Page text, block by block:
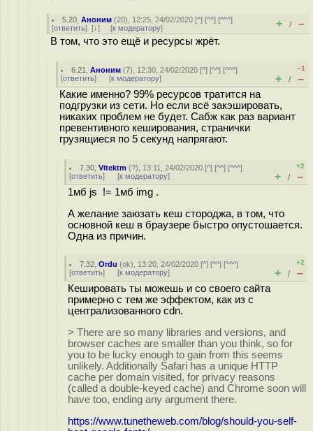
5.20 ,Аноним (20), 12:25, 24/02/2020 [^] [^^] [^^^]
[ответить] [↓] [к модератору] + / –
В том, что это ещё и ресурсы жрёт.
6.21 ,Аноним (7), 12:30, 24/02/2020 [^] [^^] [^^^]
[ответить] [к модератору]
–1
+ / –
Какие именно? 99% ресурсов тратится на
подгрузки из сети. Но если всё закэшировать,
никаких проблем не будет. Сабж как раз вариант
превентивного кеширования, странички
грузящиеся по 5 секунд напрягают.
7.30 ,Vitektm (?), 13:11, 24/02/2020 [^] [^^] [^^^]
[ответить] [к модератору]
+2
+ / –
1мб js != 1мб img .
А желание заюзать кеш стороджа, в том, что
основной кеш в браузере быстро опустошается.
Одна из причин.
7.32 ,Ordu (ok), 13:20, 24/02/2020 [^] [^^] [^^^]
[ответить] [к модератору]
+2
+ / –
Кешировать ты можешь и со своего сайта
примерно с тем же эффектом, как из с
централизованного cdn.
> There are so many libraries and versions, and
browser caches are smaller than you think, so for
you to be lucky enough to gain from this seems
unlikely. Additionally Safari has a unique HTTP
cache per domain visited, for privacy reasons
(called a double-keyed cache) and Chrome soon will
have too, ending any argument there.
https://www.tunetheweb.com/blog/should-you-self-